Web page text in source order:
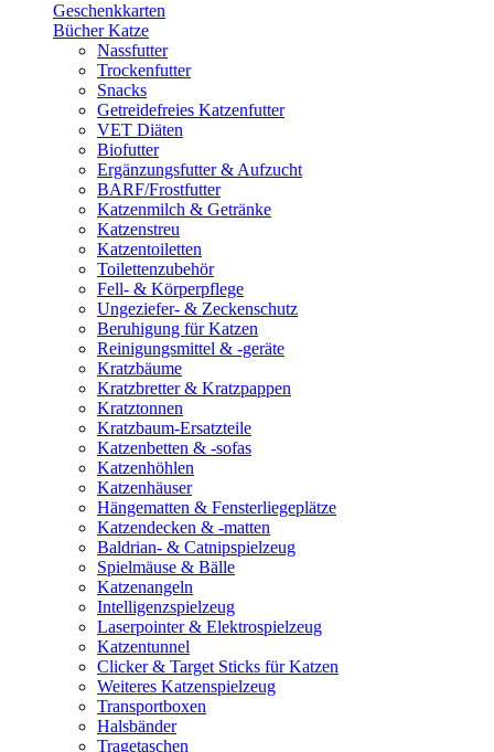
Geschenkkarten
Bücher Katze
Nassfutter
Trockenfutter
Snacks
Getreidefreies Katzenfutter
VET Diäten
Biofutter
Ergänzungsfutter & Aufzucht
BARF/Frostfutter
Katzenmilch & Getränke
Katzenstreu
Katzentoiletten
Toilettenzubehör
Fell- & Körperpflege
Ungeziefer- & Zeckenschutz
Beruhigung für Katzen
Reinigungsmittel & -geräte
Kratzbäume
Kratzbretter & Kratzpappen
Kratztonnen
Kratzbaum-Ersatzteile
Katzenbetten & -sofas
Katzenhöhlen
Katzenhäuser
Hängematten & Fensterliegeplätze
Katzendecken & -matten
Baldrian- & Catnipspielzeug
Spielmäuse & Bälle
Katzenangeln
Intelligenzspielzeug
Laserpointer & Elektrospielzeug
Katzentunnel
Clicker & Target Sticks für Katzen
Weiteres Katzenspielzeug
Transportboxen
Halsbänder
Tragetaschen